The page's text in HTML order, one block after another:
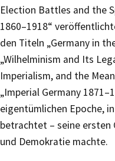
Election Battles and the
1860–1918“
den Titeln „Germany in
„Wilhelminism and Its
Imperialism, and the
„Imperial Germany
eigentümlichen Epoche,
betrachtet – seine ersten
und Demokratie machte.